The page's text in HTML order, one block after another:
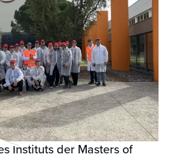
Instituts der Masters of